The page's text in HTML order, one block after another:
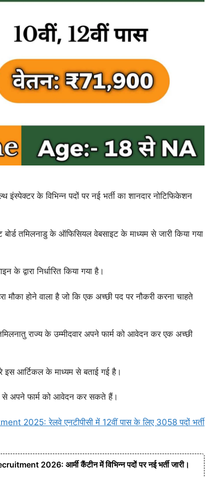
इंस्पेक्टर के विभिन्न पदों पर नई भर्ती का शानदार नोटिफिकेशन
तमिलनाडु के ऑफिसियल वेबसाइट के माध्यम से जारी किया गया
द्वारा निर्धारित किया गया है।
मौका होने वाला है जो कि एक अच्छी पद पर नौकरी करना चाहते
राज्य के उम्मीदवार अपने फार्म को आवेदन कर एक अच्छी
इस आर्टिकल के माध्यम से बताई गई है।
से अपने फार्म को आवेदन कर सकते हैं।
2025: रेलवे एनटीपीसी में 12वीं पास के लिए 3058 पदों भर्ती
2026: आर्मी कैंटीन में विभिन्न पदों पर नई भर्ती जारी।